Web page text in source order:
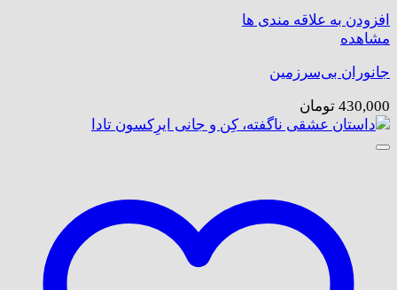
افزودن به علاقه مندی ها
مشاهده
جانوران بی‌سرزمین
430,000 تومان